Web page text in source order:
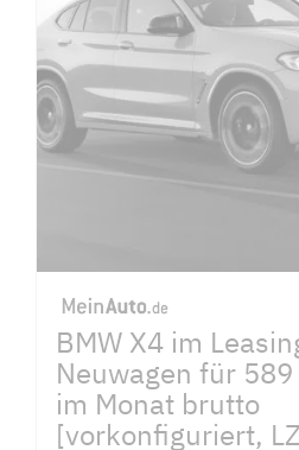
BMW X4 im
Neuwagen für
im Monat brutto
[vorkonfiguriert,